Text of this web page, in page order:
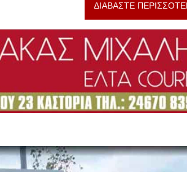
ΔΙΑΒΑΣΤΕ